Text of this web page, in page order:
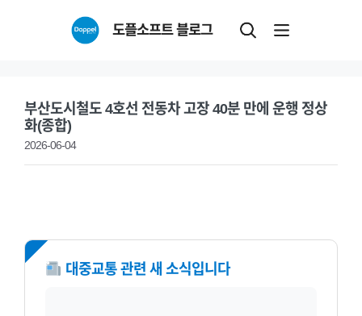
도플소프트 블로그
부산도시철도 4호선 전동차 고장 40분 만에 운행 정상
화(종합)
2026-06-04
NEW 대중교통 관련 새 소식입니다